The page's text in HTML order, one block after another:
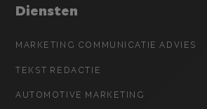
Diensten
MARKETING COMMUNICATIE ADVIES
TEKST REDACTIE
AUTOMOTIVE MARKETING